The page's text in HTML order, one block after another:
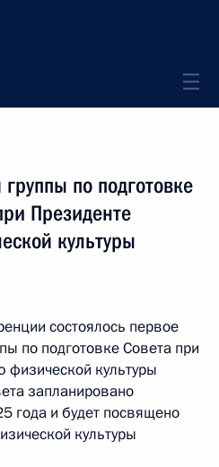
по подготовке
Президенте
культуры
состоялось первое
по подготовке Совета при
физической культуры
запланировано
года и будет посвящено
культуры